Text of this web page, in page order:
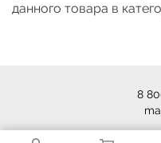
данного товара в
8